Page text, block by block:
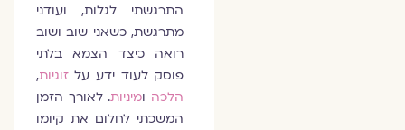
התרגשתי לגלות, ועודני
מתרגשת, כשאני שוב ושוב
רואה כיצד הצמא בלתי
פוסק לעוד ידע עלזוגיות,
הלכהו מיניות. לאורך הזמן
המשכתי לחלום את קיומו